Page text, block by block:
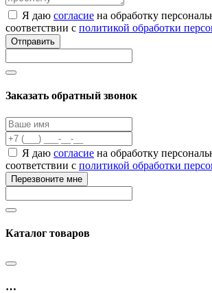
Я даю согласие на обработку
соответствии с политикой обработки
Отправить
Заказать обратный звонок
Я даю согласие на обработку
соответствии с политикой обработки
Перезвоните мне
Каталог товаров
…